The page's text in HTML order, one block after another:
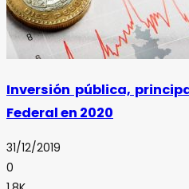
Inversión pública,
Federal en 2020
31/12/2019
0